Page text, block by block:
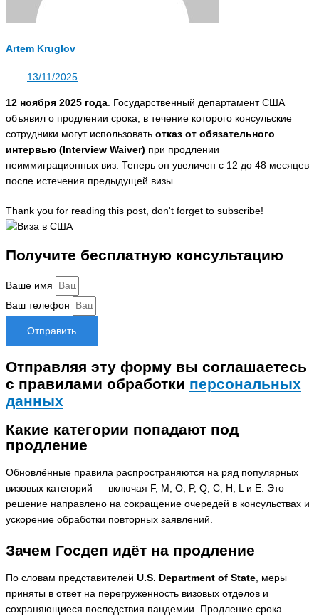
Artem Kruglov
13/11/2025
12 ноября 2025 года . Государственный департамент США
объявил о продлении срока, в течение которого консульские
сотрудники могут использовать отказ от обязательного
интервью (Interview Waiver) при продлении
неиммиграционных виз. Теперь он увеличен с 12 до 48 месяцев
после истечения предыдущей визы.
Thank you for reading this post, don't forget to subscribe!
Получите бесплатную консультацию
Ваше имя
Ваш телефон
Отправить
Отправляя эту форму вы соглашаетесь
с правилами обработки персональных
данных
Какие категории попадают под
продление
Обновлённые правила распространяются на ряд популярных
визовых категорий — включая F, M, O, P, Q, C, H, L и E. Это
решение направлено на сокращение очередей в консульствах и
ускорение обработки повторных заявлений.
Зачем Госдеп идёт на продление
По словам представителей U.S. Department of State , меры
приняты в ответ на перегруженность визовых отделов и
сохраняющиеся последствия пандемии. Продление срока